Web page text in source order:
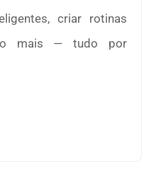
criar rotinas
mais — tudo por